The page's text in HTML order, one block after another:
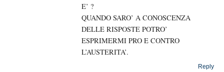
E’ ?
QUANDO SARO’ A CONOSCENZA
DELLE RISPOSTE POTRO’
ESPRIMERMI PRO E CONTRO
L’AUSTERITA’.
Reply